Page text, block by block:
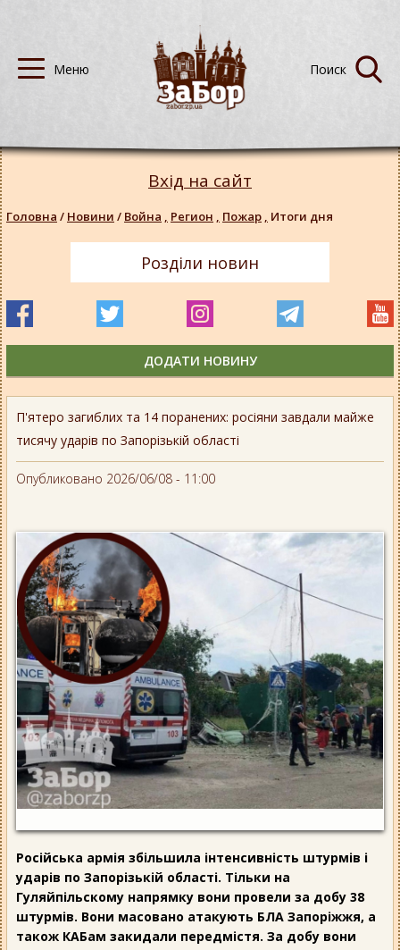
П'ятеро загиблих та 14 поранених: росіяни завдали майже
тисячу ударів по Запорізькій області
Опубликовано 2026/06/08 - 11:00
Російська армія збільшила інтенсивність штурмів і
ударів по Запорізькій області. Тільки на
Гуляйпільскому напрямку вони провели за добу 38
штурмів. Вони масовано атакують БЛА Запоріжжя, а
також КАБам закидали передмістя. За добу вони
Вхід на сайт
Головна / Новини / Война , Регион , Пожар , Итоги дня
Розділи новин
ДОДАТИ НОВИНУ